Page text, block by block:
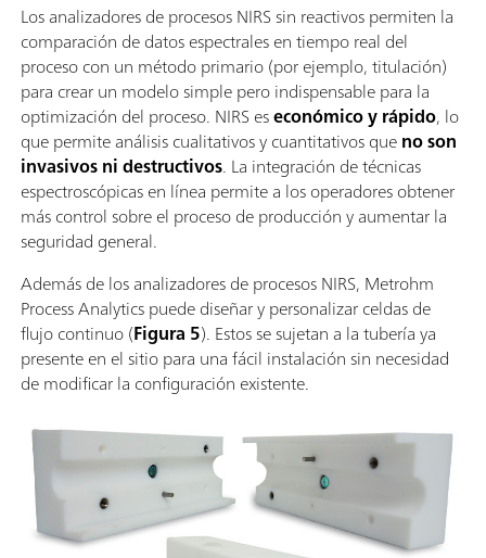
Los analizadores de procesos NIRS sin reactivos permiten la
comparación de datos espectrales en tiempo real del
proceso con un método primario (por ejemplo, titulación)
para crear un modelo simple pero indispensable para la
optimización del proceso. NIRS eseconómico y rápido, lo
que permite análisis cualitativos y cuantitativos queno son
invasivos ni destructivos. La integración de técnicas
espectroscópicas en línea permite a los operadores obtener
más control sobre el proceso de producción y aumentar la
seguridad general.
Además de los analizadores de procesos NIRS, Metrohm
Process Analytics puede diseñar y personalizar celdas de
flujo continuo (Figura 5). Estos se sujetan a la tubería ya
presente en el sitio para una fácil instalación sin necesidad
de modificar la configuración existente.